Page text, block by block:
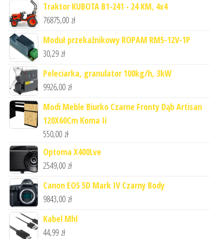
Traktor KUBOTA B1-241 - 24 KM, 4x4
76875,00 zł
Moduł przekaźnikowy ROPAM RM5-12V-1P
30,29 zł
Peleciarka, granulator 100kg/h, 3kW
9926,00 zł
Modi Meble Biurko Czarne Fronty Dąb Artisan
120X60Cm Koma Ii
550,00 zł
Optoma X400Lve
2549,00 zł
Canon EOS 5D Mark IV Czarny Body
9843,00 zł
Kabel Mhl
44,99 zł